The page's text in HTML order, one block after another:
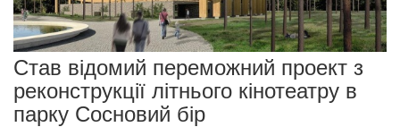
Став відомий переможний проект з
реконструкції літнього кінотеатру в
парку Сосновий бір